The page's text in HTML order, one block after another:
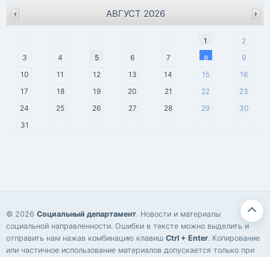
1
2
3
4 5 6 7 8
9
10
11 12 13 14 15
16
17
18 19 20 21 22
23
24
25 26 27 28 29
30
31
АВГУСТ 2026
© 2026 Социальный департамент. Новости и материалы
социальной направленности. Ошибки в тексте можно выделить и
отправить нам нажав комбинацию клавиш Ctrl + Enter. Копирование
или частичное использование материалов допускается только при